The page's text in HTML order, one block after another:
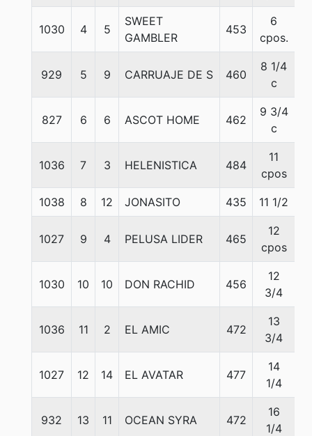
1030 4 5
SWEET
GAMBLER
453
6
cpos.
929 5 9 CARRUAJE DE S 460
8 1/4
c
827 6 6 ASCOT HOME 462
9 3/4
c
1036 7 3 HELENISTICA 484
11
cpos
1038 8 12 JONASITO 435 11 1/2
1027 9 4 PELUSA LIDER 465
12
cpos
1030 10 10 DON RACHID 456
12
3/4
1036 11 2 EL AMIC 472
13
3/4
1027 12 14 EL AVATAR 477
14
1/4
932 13 11 OCEAN SYRA 472
16
1/4